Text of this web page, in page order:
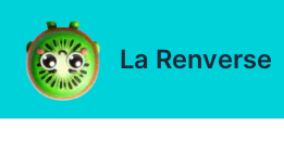
contenu
La Renverse